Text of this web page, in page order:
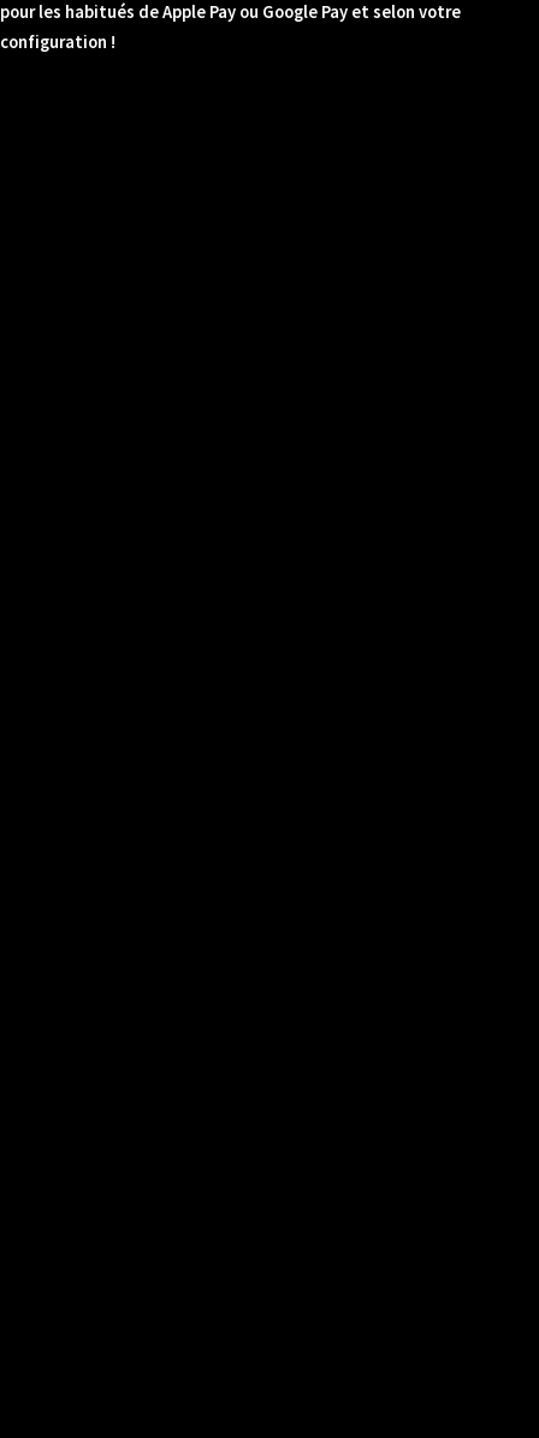
pour les habitués de Apple Pay ou Google Pay et selon votre
configuration !